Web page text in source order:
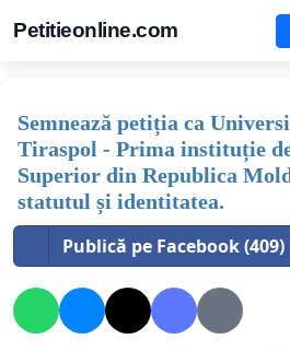
Petitieonline.com
Semnează petiția ca
Tiraspol - Prima instituție
Superior din Republica
statutul și identitatea.
Publică pe Facebook (409)